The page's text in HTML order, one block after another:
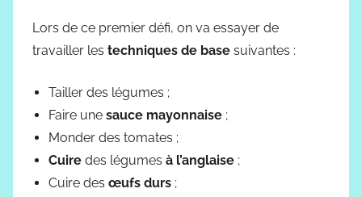
Lors de ce premier défi, on va essayer de
travailler les techniques de base suivantes :
Tailler des légumes ;
Faire une sauce mayonnaise ;
Monder des tomates ;
Cuire des légumes à l’anglaise ;
Cuire des œufs durs ;